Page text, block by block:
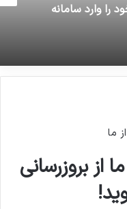
را وارد سامانه
ما
از بروزرسانی